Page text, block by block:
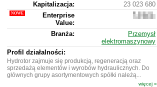
Kapitalizacja:
23 023 680
Enterprise
Value:
680
Branża:
Przemysł
elektromaszynowy
Profil działalności:
Hydrotor zajmuje się produkcją, regeneracją oraz
sprzedażą elementów i wyrobów hydraulicznych. Do
głównych grupy asortymentowych spółki należą...
więcej »